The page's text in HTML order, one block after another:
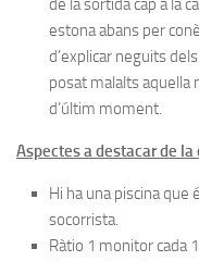
de la sortida cap a la
estona abans per
d’explicar neguits
posat malalts aquella
d’últim moment.
Aspectes a destacar de la
Hi ha una piscina
socorrista.
Ràtio 1 monitor cada